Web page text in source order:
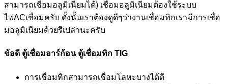
สามารถเชื่อมอลูมิเนียมได้) เชื่อมอลูมิเนียมต้องใช้ระบบ
ไฟACเชื่อมครับ ดั้งนั้นเราต้องดูดีๆว่างานเชื่อมทิกเรามีการเชื่อ
มอลูมิเนียมด้วยรึเปล่านะครับ
ข้อดี ตู้เชื่อมอาร์ก้อน ตู้เชื่อมทิก TIG
การเชื่อมทิกสามารถเชื่อมโลหะบางได้ดี